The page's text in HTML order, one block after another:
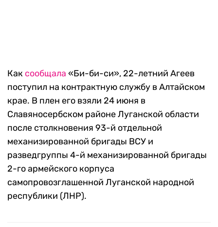
Как сообщала «Би-би-си», 22-летний Агеев
поступил на контрактную службу в Алтайском
крае. В плен его взяли 24 июня в
Славяносербском районе Луганской области
после столкновения 93-й отдельной
механизированной бригады ВСУ и
разведгруппы 4-й механизированной бригады
2-го армейского корпуса
самопровозглашенной Луганской народной
республики (ЛНР).